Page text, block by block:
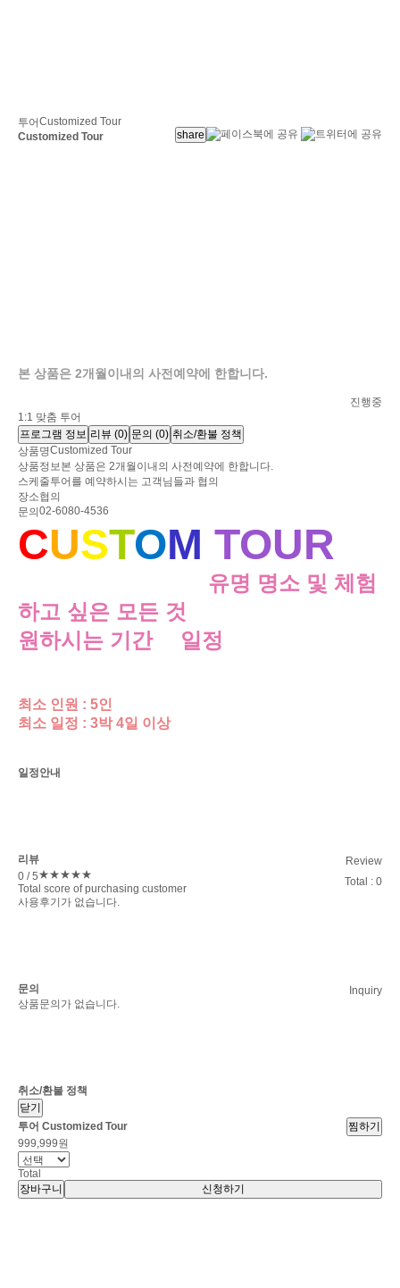
투어Customized Tour
Customized Tour
share
본 상품은 2개월이내의 사전예약에 한합니다.
진행중
1:1 맞춤 투어
프로그램 정보 리뷰 (0) 문의 (0) 취소/환불 정책
상품명Customized Tour
상품정보본 상품은 2개월이내의 사전예약에 한합니다.
스케줄투어를 예약하시는 고객님들과 협의
장소협의
문의 02-6080-4536
CUSTOM TOUR
유명 명소 및 체험
하고 싶은 모든 것
원하시는 기간과 일정
최소 인원 : 5인
최소 일정 : 3박 4일 이상
일정안내
리뷰
Review
0 / 5★★★★★
Total score of purchasing customer
Total : 0
사용후기가 없습니다.
문의
Inquiry
상품문의가 없습니다.
취소/환불 정책
닫기
투어 Customized Tour
찜하기
999,999원
Total
장바구니
신청하기